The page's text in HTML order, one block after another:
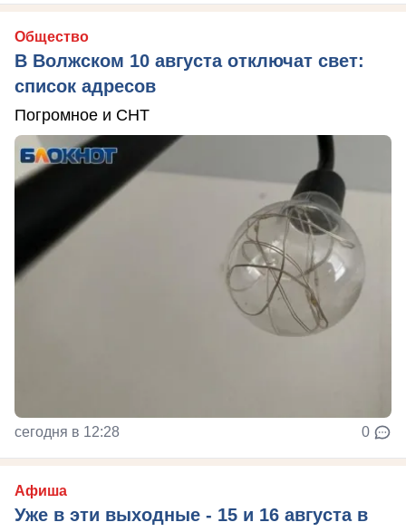
Общество
В Волжском 10 августа отключат свет:
список адресов
Погромное и СНТ
сегодня в 12:28 0
Афиша
Уже в эти выходные - 15 и 16 августа в